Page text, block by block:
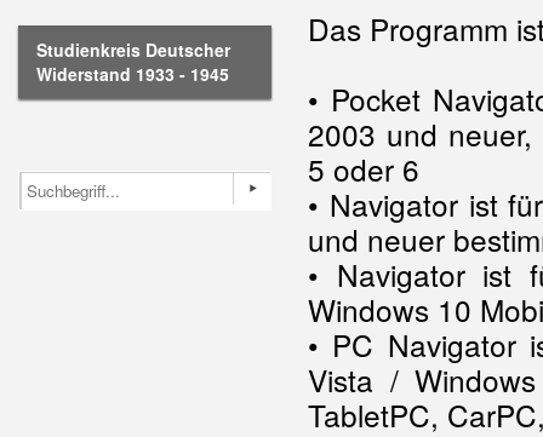
Studienkreis Deutscher
Widerstand 1933 - 1945
Das Programm
• Pocket
2003 und
5 oder 6
• Navigator ist
und neuer
• Navigator ist
Windows 10
• PC Navigator
Vista /
TabletPC,